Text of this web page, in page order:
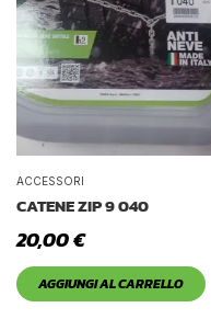
ACCESSORI
CATENE ZIP 9 040
20,00€
AGGIUNGI AL CARRELLO